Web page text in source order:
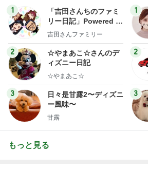
1
「吉田さんちのファミ
リー日記」Powered b
y Ameba 吉田さんファ
ログ
吉田さんファミリー
2
☆やまあこ☆さんのデ
ィズニー日記
☆やまあこ☆
3
日々是甘露2〜ディズニ
ー風味〜
甘露
1
2
3
もっと見る